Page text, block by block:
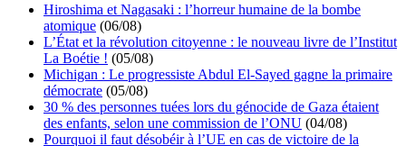
Hiroshima et Nagasaki : l’horreur humaine de la bombe
atomique (06/08)
L’État et la révolution citoyenne : le nouveau livre de l’Institut
La Boétie ! (05/08)
Michigan : Le progressiste Abdul El-Sayed gagne la primaire
démocrate (05/08)
30 % des personnes tuées lors du génocide de Gaza étaient
des enfants, selon une commission de l’ONU (04/08)
Pourquoi il faut désobéir à l’UE en cas de victoire de la